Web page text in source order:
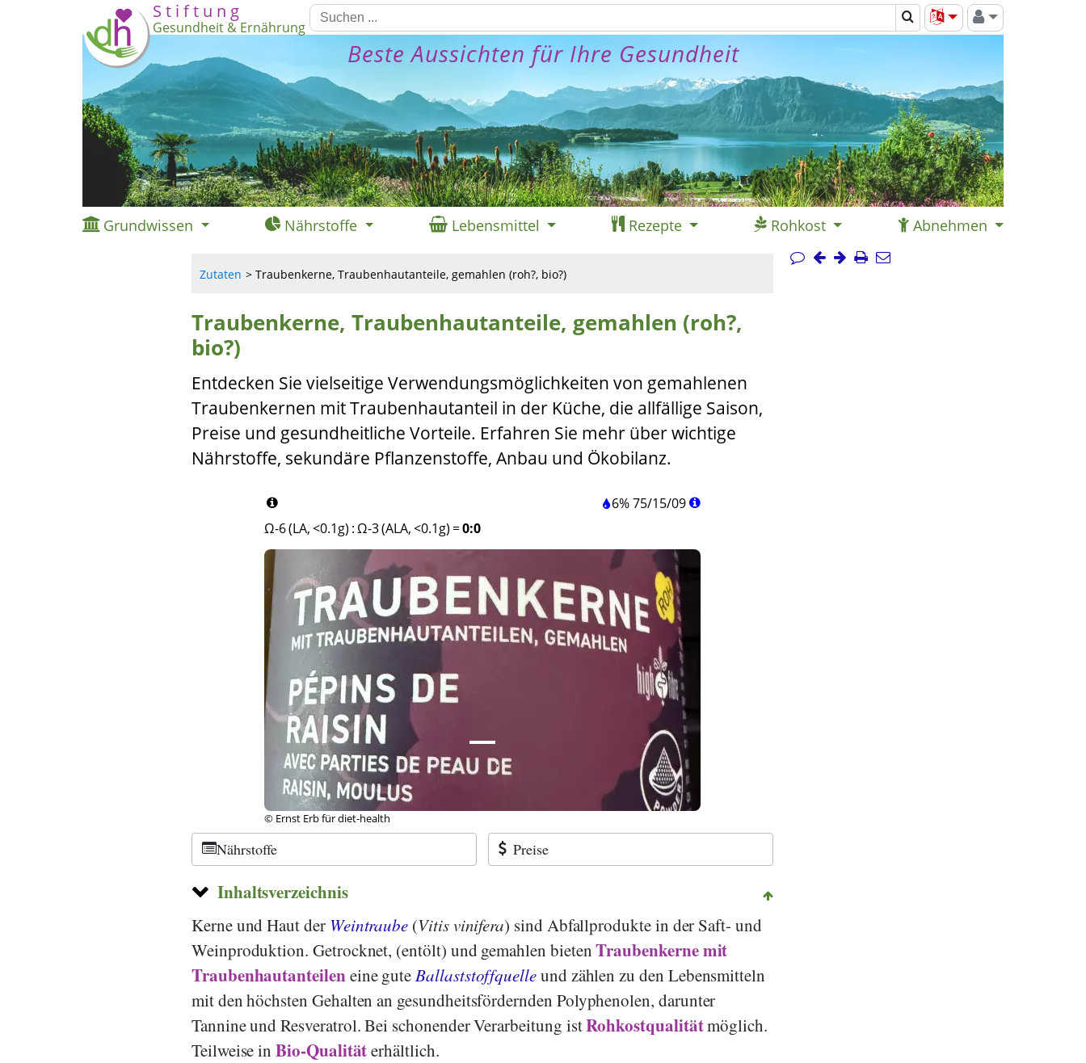
S t i f t u n g
Gesundheit & Ernährung
Beste Aussichten für Ihre Gesundheit
Grundwissen Nährstoffe Lebensmittel Rezepte Rohkost Abnehmen
Zutaten Traubenkerne, Traubenhautanteile, gemahlen (roh?, bio?)
Traubenkerne, Traubenhautanteile, gemahlen (roh?,
bio?)
Entdecken Sie vielseitige Verwendungsmöglichkeiten von gemahlenen
Traubenkernen mit Traubenhautanteil in der Küche, die allfällige Saison,
Preise und gesundheitliche Vorteile. Erfahren Sie mehr über wichtige
Nährstoffe, sekundäre Pflanzenstoffe, Anbau und Ökobilanz.
6%75/15/09
Ω-6 (LA, <0.1g) :Ω-3 (ALA, <0.1g) =0:0
© Ernst Erb für diet-health
Nährstoffe Preise
Inhaltsverzeichnis
Kerne und Haut der Weintraube (Vitis vinifera) sind Abfallprodukte in der Saft- und
Weinproduktion. Getrocknet, (entölt) und gemahlen bietenTraubenkerne mit
Traubenhautanteileneine guteBallaststoffquelleund zählen zu den Lebensmitteln
mit den höchsten Gehalten an gesundheitsfördernden Polyphenolen, darunter
Tannine und Resveratrol. Bei schonender Verarbeitung istRohkostqualitätmöglich.
Teilweise inBio-Qualitäterhältlich.